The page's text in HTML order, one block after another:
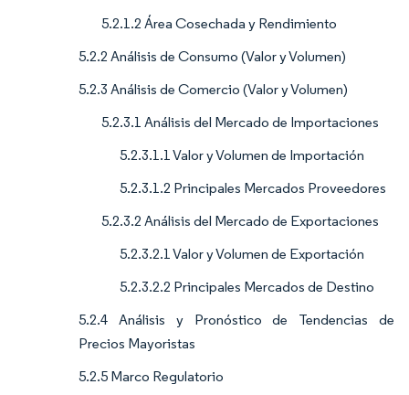
5.2.1.2 Área Cosechada y Rendimiento
5.2.2 Análisis de Consumo (Valor y Volumen)
5.2.3 Análisis de Comercio (Valor y Volumen)
5.2.3.1 Análisis del Mercado de Importaciones
5.2.3.1.1 Valor y Volumen de Importación
5.2.3.1.2 Principales Mercados Proveedores
5.2.3.2 Análisis del Mercado de Exportaciones
5.2.3.2.1 Valor y Volumen de Exportación
5.2.3.2.2 Principales Mercados de Destino
5.2.4 Análisis y Pronóstico de Tendencias de
Precios Mayoristas
5.2.5 Marco Regulatorio